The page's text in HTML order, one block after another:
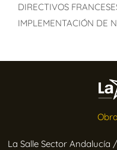
DIRECTIVOS
IMPLEMENTACIÓN DE
La Salle Sector Andalucía /